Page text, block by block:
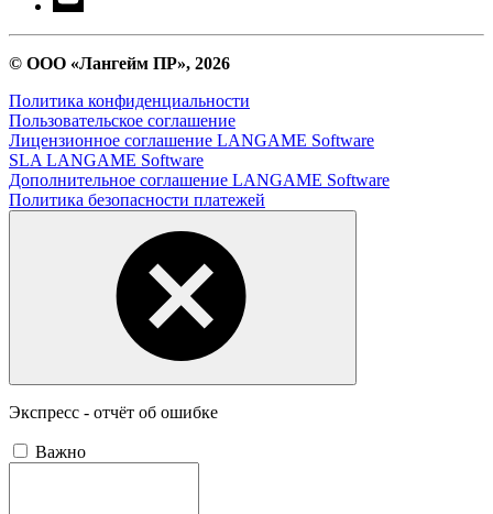
© ООО «Лангейм ПР», 2026
Политика конфиденциальности
Пользовательское соглашение
Лицензионное соглашение LANGAME Software
SLA LANGAME Software
Дополнительное соглашение LANGAME Software
Политика безопасности платежей
Экспресс - отчёт об ошибке
Важно